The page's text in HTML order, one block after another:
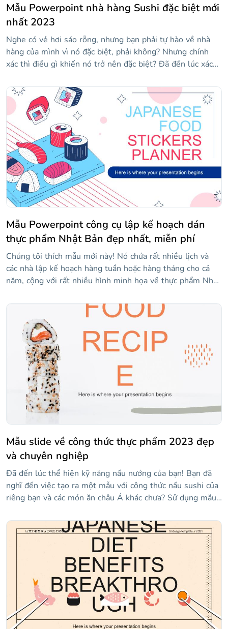
Mẫu Powerpoint nhà hàng Sushi đặc biệt mới
nhất 2023
Nghe có vẻ hơi sáo rỗng, nhưng bạn phải tự hào về nhà
hàng của mình vì nó đặc biệt, phải không? Nhưng chính
xác thì điều gì khiến nó trở nên đặc biệt? Đã đến lúc xác
bức ảnh khác nhau về sushi trở thành món khai vị cho
khán giả của bạn, sau đó hoàn thành các slide với một
chút lịch sử, sản phẩm, sự phát triển của bạn và vị trí của
các nhà hàng của bạn. Rất lấy cảm hứng từ Nhật Bản!
Mẫu Powerpoint công cụ lập kế hoạch dán
thực phẩm Nhật Bản đẹp nhất, miễn phí
Chúng tôi thích mẫu mới này! Nó chứa rất nhiều lịch và
các nhà lập kế hoạch hàng tuần hoặc hàng tháng cho cả
năm, cộng với rất nhiều hình minh họa về thực phẩm Nhật
kế hoạch này có sự kết hợp giữa màu đỏ và xanh lam nhạt.
Bạn có thể dành thời gian vui vẻ với các slide này khi bạn
tùy chỉnh chúng theo nhu cầu của mình.
Mẫu slide về công thức thực phẩm 2023 đẹp
và chuyên nghiệp
Đã đến lúc thể hiện kỹ năng nấu nướng của bạn! Bạn đã
nghĩ đến việc tạo ra một mẫu với công thức nấu sushi của
riêng bạn và các món ăn châu Á khác chưa? Sử dụng mẫu
là một cookie thông minh.